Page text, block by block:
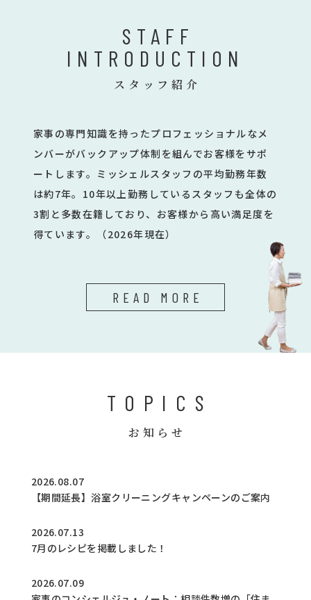
STAFF
INTRODUCTION
スタッフ紹介
家事の専門知識を持ったプロフェッショナルなメ
ンバーがバックアップ体制を組んでお客様をサポ
ートします。ミッシェルスタッフの平均勤務年数
は約7年。10年以上勤務しているスタッフも全体の
3割と多数在籍しており、お客様から高い満足度を
得ています。（2026年現在）
READ MORE
TOPICS
お知らせ
2026.08.07
【期間延長】浴室クリーニングキャンペーンのご案内
2026.07.13
7月のレシピを掲載しました！
2026.07.09